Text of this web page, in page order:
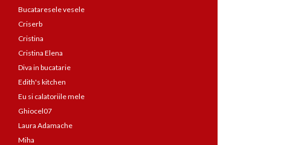
Bucataresele vesele
Criserb
Cristina
Cristina Elena
Diva in bucatarie
Edith's kitchen
Eu si calatoriile mele
Ghiocel07
Laura Adamache
Miha